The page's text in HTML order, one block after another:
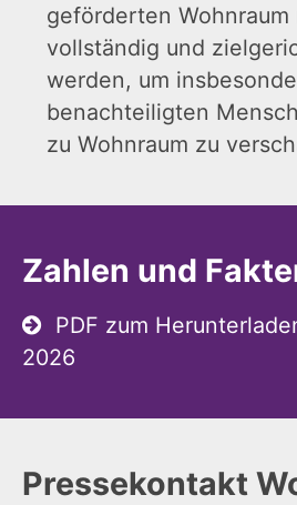
geförderten Wohnraum
vollständig und
werden, um
benachteiligten
zu Wohnraum zu
Zahlen und
PDF zum
2026
Pressekontakt